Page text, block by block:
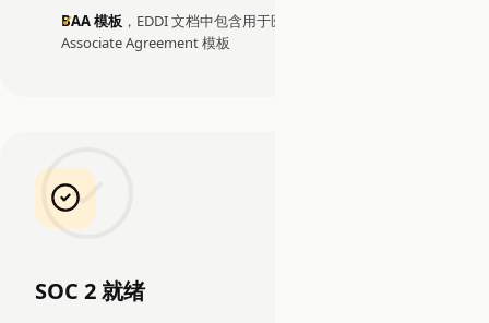
BAA 模板 ，EDDI 文档中包含用于医疗保健部署的 Business
Associate Agreement 模板
SOC 2 就绪